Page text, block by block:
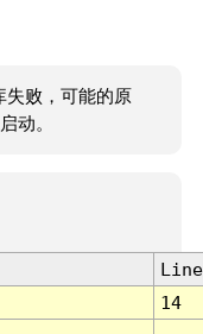
失败，可能的原
动。
Line
14